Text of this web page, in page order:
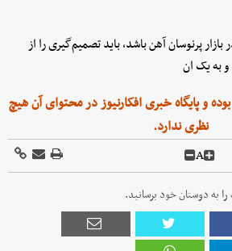
پرنوسان آهن باشد، باید تصمیم‌گیری را از
به یک ان
و پایگاه خبری افکارنیوز در محتوای آن هیچ
نظری ندارد.
A
به دوستان خود برسانید.